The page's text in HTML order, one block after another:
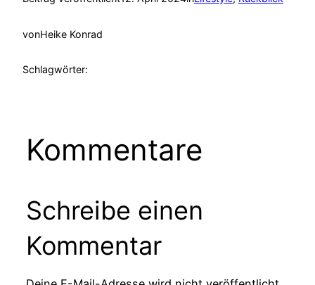
vonHeike Konrad
Schlagwörter:
Kommentare
Schreibe einen
Kommentar